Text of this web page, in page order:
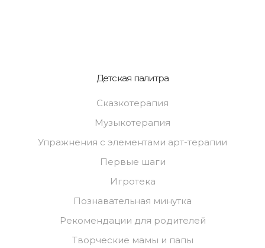
Детская палитра
Сказкотерапия
Музыкотерапия
Упражнения с элементами арт-терапии
Первые шаги
Игротека
Познавательная минутка
Рекомендации для родителей
Творческие мамы и папы